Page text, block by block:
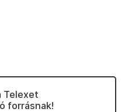
Telexet
forrásnak!